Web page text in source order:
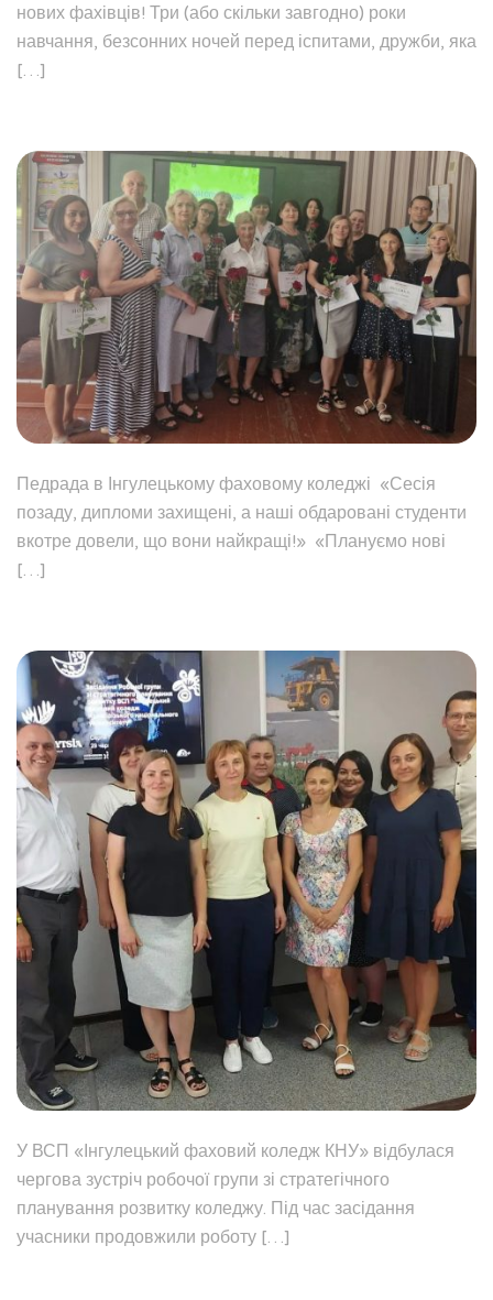
нових фахівців! Три (або скільки завгодно) роки
навчання, безсонних ночей перед іспитами, дружби, яка
[…]
Педрада в Інгулецькому фаховому коледжі ​ «Сесія
позаду, дипломи захищені, а наші обдаровані студенти
вкотре довели, що вони найкращі!» ​ «Плануємо нові
[…]
У ВСП «Інгулецький фаховий коледж КНУ» відбулася
чергова зустріч робочої групи зі стратегічного
планування розвитку коледжу. Під час засідання
учасники продовжили роботу […]